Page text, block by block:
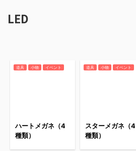
LED
道具 小物 イベント
ハートメガネ（4
種類）
道具 小物 イベント
スターメガネ（4
種類）